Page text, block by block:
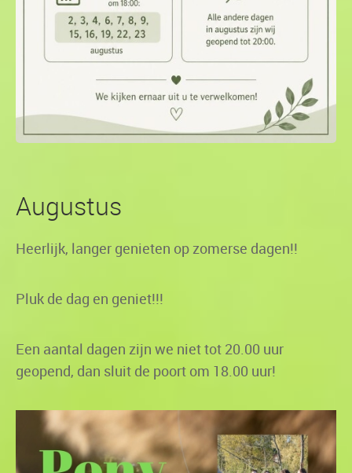
Augustus
Heerlijk, langer genieten op zomerse dagen!!
Pluk de dag en geniet!!!
Een aantal dagen zijn we niet tot 20.00 uur
geopend, dan sluit de poort om 18.00 uur!